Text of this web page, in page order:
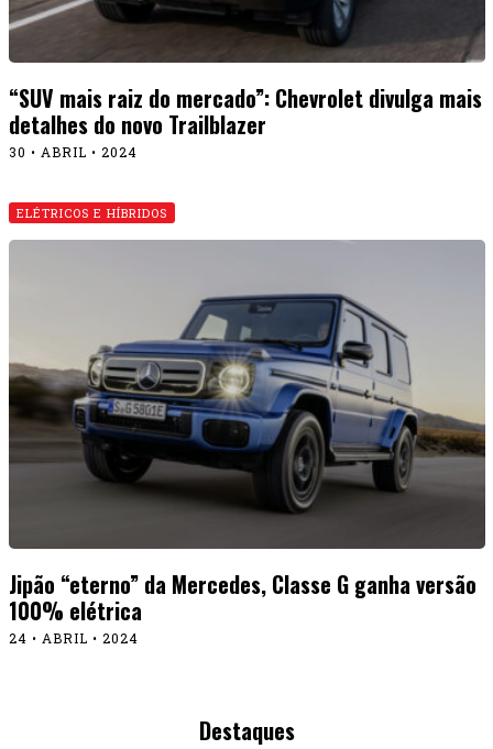
“SUV mais raiz do mercado”: Chevrolet divulga mais
detalhes do novo Trailblazer
30 • ABRIL • 2024
ELÉTRICOS E HÍBRIDOS
Jipão “eterno” da Mercedes, Classe G ganha versão
100% elétrica
24 • ABRIL • 2024
Destaques